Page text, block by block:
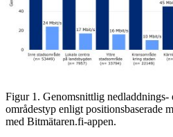
Figur 1. Genomsnittlig nedladdnings-
områdestyp enligt positionsbaserade
med Bitmätaren.fi-appen.